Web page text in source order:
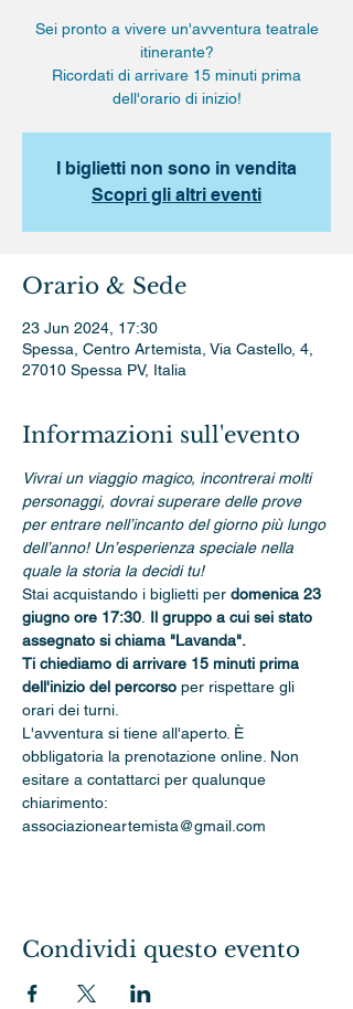
Sei pronto a vivere un'avventura teatrale
itinerante?
Ricordati di arrivare 15 minuti prima
dell'orario di inizio!
I biglietti non sono in vendita
Scopri gli altri eventi
Orario & Sede
23 Jun 2024, 17:30
Spessa, Centro Artemista, Via Castello, 4,
27010 Spessa PV, Italia
Informazioni sull'evento
Vivrai un viaggio magico, incontrerai molti
personaggi, dovrai superare delle prove
per entrare nell’incanto del giorno più lungo
dell’anno! Un’esperienza speciale nella
quale la storia la decidi tu!
Stai acquistando i biglietti per domenica 23
giugno ore 17:30 Il gruppo a cui sei stato
assegnato si chiama "Lavanda".
Ti chiediamo di arrivare 15 minuti prima
dell'inizio del percorso per rispettare gli
orari dei turni.
L'avventura si tiene all'aperto. È
obbligatoria la prenotazione online. Non
esitare a contattarci per qualunque
chiarimento:
associazioneartemista@gmail.com
Condividi questo evento